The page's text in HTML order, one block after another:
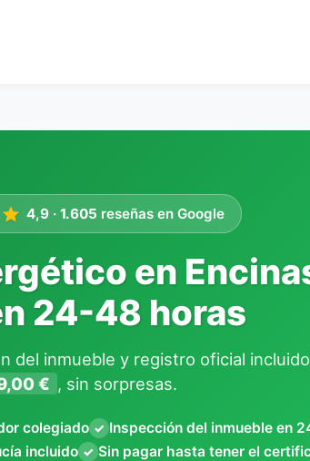
4,9 · 1.605 reseñas en Google
en
24-48 horas
del inmueble y registro oficial
€ , sin sorpresas.
colegiado ✓ Inspección del inmueble en
incluido ✓ Sin pagar hasta tener el